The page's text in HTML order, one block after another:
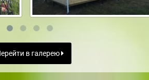
в галерею